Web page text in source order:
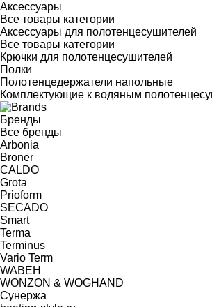
Аксессуары
Все товары категории
Аксессуары для полотенцесушителей
Все товары категории
Крючки для полотенцесушителей
Полки
Полотенцедержатели напольные
Комплектующие к водяным
Бренды
Все бренды
Arbonia
Broner
CALDO
Grota
Prioform
SECADO
Smart
Terma
Terminus
Vario Term
WABEH
WONZON & WOGHAND
Сунержа